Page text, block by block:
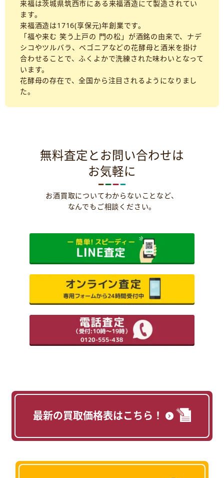
来福は茨城県筑西市にある来福酒造にて製造されてい
ます。
来福酒造は1716(享保元)年創業です。
「福や来む 笑う上戸の 門の松」が酒銘の由来で、ナデ
シコやツルバラ、ベゴニアなどの花酵母と酒米を掛け
合わせることで、ふくよかで洗練された味わいとなって
います。
花酵母の存在で、全国から注目されるようになりまし
た。
無料査定とお問い合わせは
お気軽に
お酒買取についてわからないことなど、
なんでもご相談ください。
最新の買取価格表はこちら！